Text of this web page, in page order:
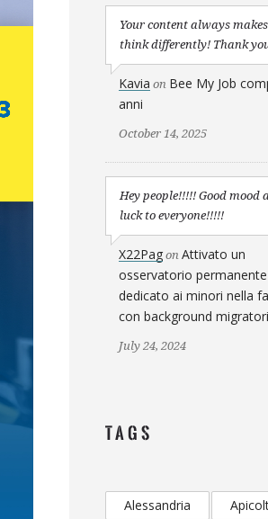
Your content always
think differently! Thank
Kavia on Bee My Job
anni
October 14, 2025
Hey people!!!!! Good mood
luck to everyone!!!!!
X22Pag on Attivato un
osservatorio permanente
dedicato ai minori nella
con background
July 24, 2024
TAGS
Alessandria